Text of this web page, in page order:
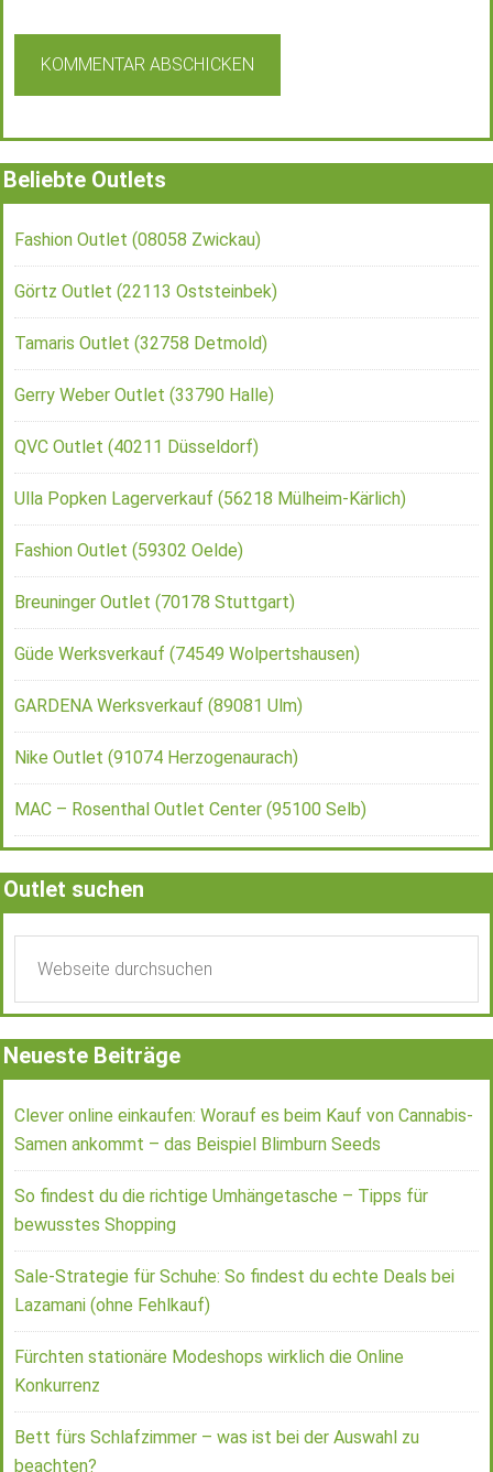
Beliebte Outlets
Fashion Outlet (08058 Zwickau)
Görtz Outlet (22113 Oststeinbek)
Tamaris Outlet (32758 Detmold)
Gerry Weber Outlet (33790 Halle)
QVC Outlet (40211 Düsseldorf)
Ulla Popken Lagerverkauf (56218 Mülheim-Kärlich)
Fashion Outlet (59302 Oelde)
Breuninger Outlet (70178 Stuttgart)
Güde Werksverkauf (74549 Wolpertshausen)
GARDENA Werksverkauf (89081 Ulm)
Nike Outlet (91074 Herzogenaurach)
MAC – Rosenthal Outlet Center (95100 Selb)
Outlet suchen
Neueste Beiträge
Clever online einkaufen: Worauf es beim Kauf von Cannabis-
Samen ankommt – das Beispiel Blimburn Seeds
So findest du die richtige Umhängetasche – Tipps für
bewusstes Shopping
Sale-Strategie für Schuhe: So findest du echte Deals bei
Lazamani (ohne Fehlkauf)
Fürchten stationäre Modeshops wirklich die Online
Konkurrenz
Bett fürs Schlafzimmer – was ist bei der Auswahl zu
beachten?